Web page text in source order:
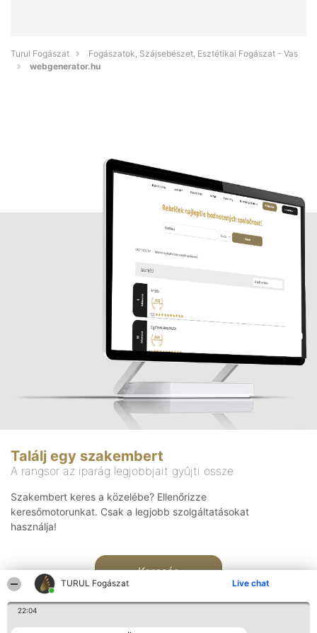
TURUL Fogászat Live chat
22:04
Turul Fogászat
Fogászatok, Szájsebészet, Esztétikai Fogászat - Vas
webgenerator.hu
Találj egy szakembert
A rangsor az iparág legjobbjait gyűjti össze
Szakembert keres a közelébe? Ellenőrizze
keresőmotorunkat. Csak a legjobb szolgáltatásokat
használja!
Keresés